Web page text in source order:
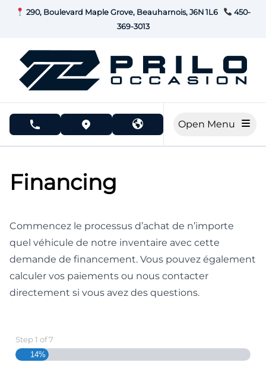
Skip to Menu
Skip to Content
Skip to Footer
290, Boulevard Maple Grove, Beauharnois, J6N 1L6
450-
369-3013
phone call buttonview map button
Financing
Commencez le processus d’achat de n’importe
quel véhicule de notre inventaire avec cette
demande de financement. Vous pouvez également
calculer vos paiements ou nous contacter
directement si vous avez des questions.
Step1 of7
14%